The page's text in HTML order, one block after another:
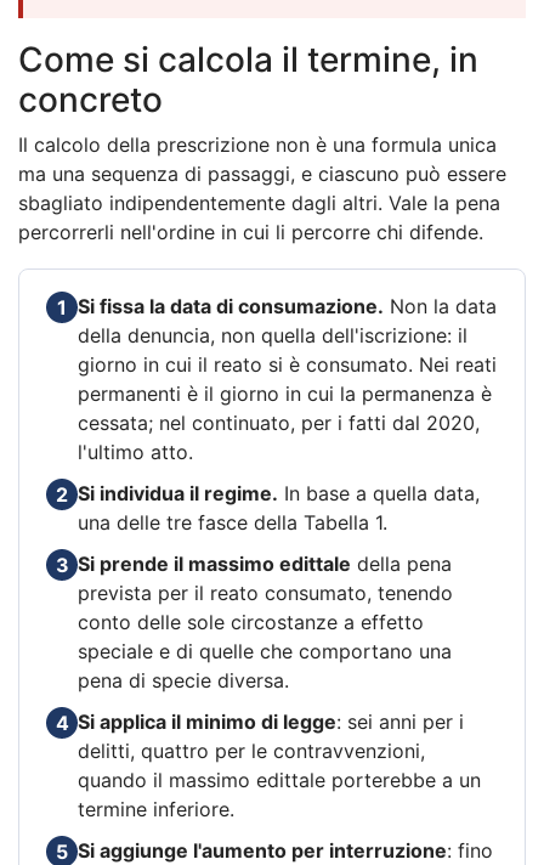
Come si calcola il termine, in
concreto
Il calcolo della prescrizione non è una formula unica
ma una sequenza di passaggi, e ciascuno può essere
sbagliato indipendentemente dagli altri. Vale la pena
percorrerli nell'ordine in cui li percorre chi difende.
1 Si fissa la data di consumazione. Non la data
della denuncia, non quella dell'iscrizione: il
giorno in cui il reato si è consumato. Nei reati
permanenti è il giorno in cui la permanenza è
cessata; nel continuato, per i fatti dal 2020,
l'ultimo atto.
2 Si individua il regime. In base a quella data,
una delle tre fasce della Tabella 1.
3 Si prende il massimo edittale della pena
prevista per il reato consumato, tenendo
conto delle sole circostanze a effetto
speciale e di quelle che comportano una
pena di specie diversa.
4 Si applica il minimo di legge: sei anni per i
delitti, quattro per le contravvenzioni,
quando il massimo edittale porterebbe a un
termine inferiore.
5 Si aggiunge l'aumento per interruzione: fino